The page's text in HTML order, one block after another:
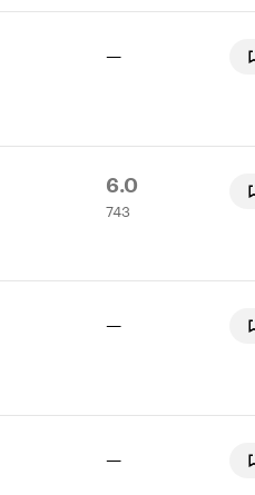
—
Рейтинг
Кинопоиска
6.0
743
оценки
743
—
—